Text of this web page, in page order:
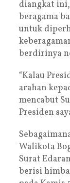
diangkat
beragama
untuk
berdirinya
“Kalau
arahan
mencabut
Presiden
Walikota
Surat
berisi